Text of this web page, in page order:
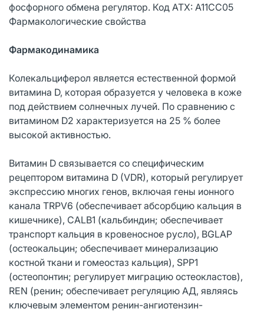
фосфорного обмена регулятор. Код ATX: А11СС05
Фармакологические свойства
Фармакодинамика
Колекальциферол является естественной формой
витамина D, которая образуется у человека в коже
под действием солнечных лучей. По сравнению с
витамином D2 характеризуется на 25 % более
высокой активностью.
Витамин D связывается со специфическим
рецептором витамина D (VDR), который регулирует
экспрессию многих генов, включая гены ионного
канала TRPV6 (обеспечивает абсорбцию кальция в
кишечнике), CALB1 (кальбиндин; обеспечивает
транспорт кальция в кровеносное русло), BGLAP
(остеокальцин; обеспечивает минерализацию
костной ткани и гомеостаз кальция), SPP1
(остеопонтин; регулирует миграцию остеокластов),
REN (ренин; обеспечивает регуляцию АД, являясь
ключевым элементом ренин-ангиотензин-